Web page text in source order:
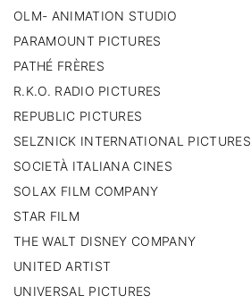
OLM- ANIMATION STUDIO
PARAMOUNT PICTURES
PATHÉ FRÈRES
R.K.O. RADIO PICTURES
REPUBLIC PICTURES
SELZNICK INTERNATIONAL PICTURES
SOCIETÀ ITALIANA CINES
SOLAX FILM COMPANY
STAR FILM
THE WALT DISNEY COMPANY
UNITED ARTIST
UNIVERSAL PICTURES